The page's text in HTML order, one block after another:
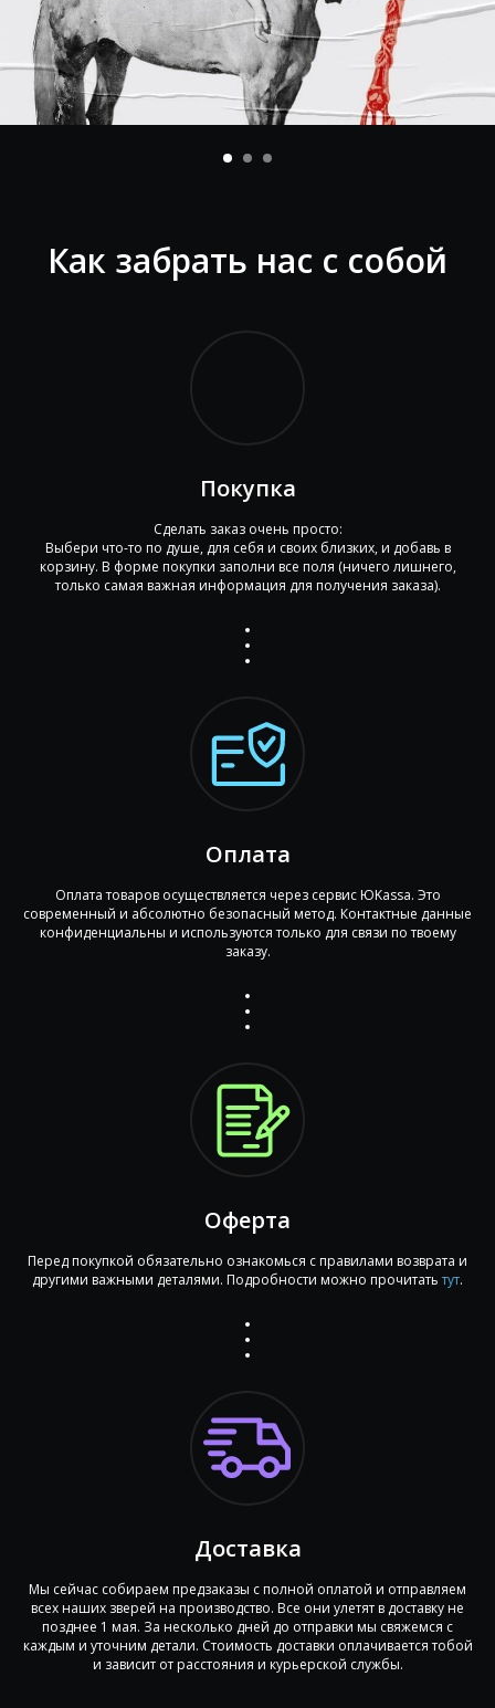
Как забрать нас с собой
Покупка
Сделать заказ очень просто:
Выбери что-то по душе, для себя и своих близких, и добавь в
корзину. В форме покупки заполни все поля (ничего лишнего,
только самая важная информация для получения заказа).
Оплата
Оплата товаров осуществляется через сервис ЮKassa. Это
современный и абсолютно безопасный метод. Контактные данные
конфиденциальны и используются только для связи по твоему
заказу.
Оферта
Перед покупкой обязательно ознакомься с правилами возврата и
другими важными деталями. Подробности можно прочитатьтут.
Доставка
Мы сейчас собираем предзаказы с полной оплатой и отправляем
всех наших зверей на производство. Все они улетят в доставку не
позднее 1 мая. За несколько дней до отправки мы свяжемся с
каждым и уточним детали. Стоимость доставки оплачивается тобой
и зависит от расстояния и курьерской службы.